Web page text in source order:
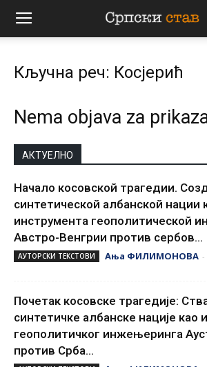
Српски
ставКључна реч: Косјерић
Nema objava za
АКТУЕЛНО
Начало косовской трагедии.
синтетической албанской нации
инструмента геополитической
Австро-Венгрии против сербов...
АУТОРСКИ ТЕКСТОВИ Ања ФИЛИМОНОВА -
Почетак косовске трагедије:
синтетичке албанске нације као
геополитичког инжењеринга
против Срба...